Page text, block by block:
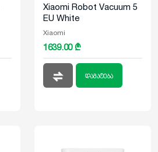
Xiaomi Robot Vacuum 5
EU White
Xiaomi
1639.00 ₾
დამატება